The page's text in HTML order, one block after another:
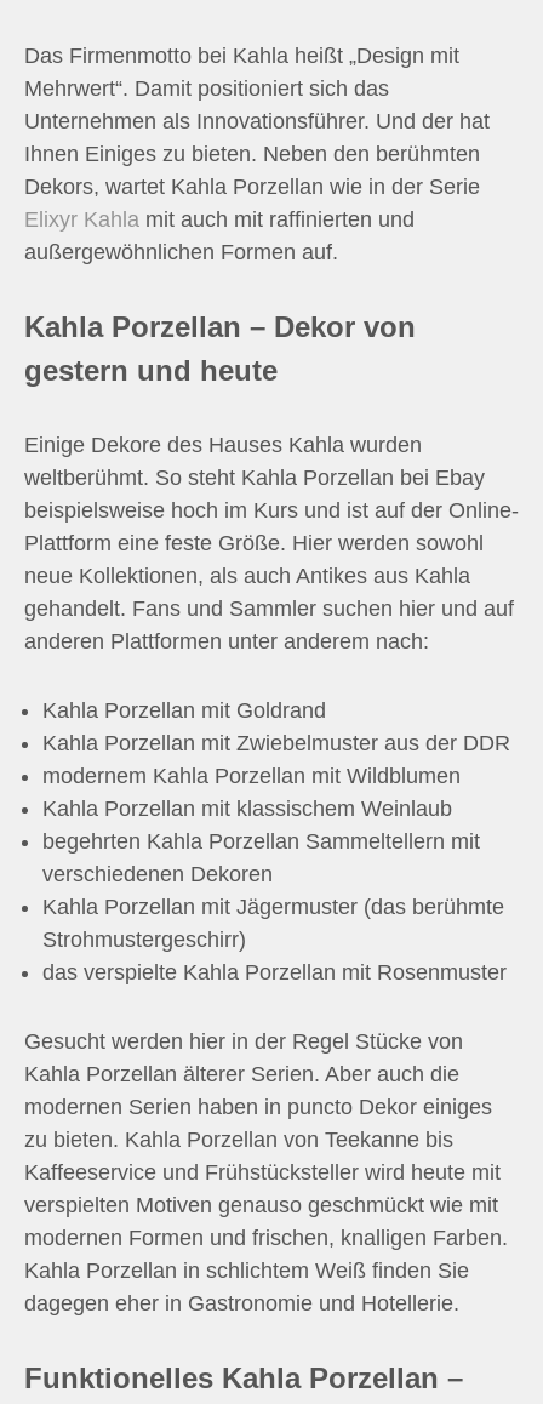
Das Firmenmotto bei Kahla heißt „Design mit
Mehrwert“. Damit positioniert sich das
Unternehmen als Innovationsführer. Und der hat
Ihnen Einiges zu bieten. Neben den berühmten
Dekors, wartet Kahla Porzellan wie in der Serie
Elixyr Kahla mit auch mit raffinierten und
außergewöhnlichen Formen auf.
Kahla Porzellan – Dekor von
gestern und heute
Einige Dekore des Hauses Kahla wurden
weltberühmt. So steht Kahla Porzellan bei Ebay
beispielsweise hoch im Kurs und ist auf der Online-
Plattform eine feste Größe. Hier werden sowohl
neue Kollektionen, als auch Antikes aus Kahla
gehandelt. Fans und Sammler suchen hier und auf
anderen Plattformen unter anderem nach:
Kahla Porzellan mit Goldrand
Kahla Porzellan mit Zwiebelmuster aus der DDR
modernem Kahla Porzellan mit Wildblumen
Kahla Porzellan mit klassischem Weinlaub
begehrten Kahla Porzellan Sammeltellern mit
verschiedenen Dekoren
Kahla Porzellan mit Jägermuster (das berühmte
Strohmustergeschirr)
das verspielte Kahla Porzellan mit Rosenmuster
Gesucht werden hier in der Regel Stücke von
Kahla Porzellan älterer Serien. Aber auch die
modernen Serien haben in puncto Dekor einiges
zu bieten. Kahla Porzellan von Teekanne bis
Kaffeeservice und Frühstücksteller wird heute mit
verspielten Motiven genauso geschmückt wie mit
modernen Formen und frischen, knalligen Farben.
Kahla Porzellan in schlichtem Weiß finden Sie
dagegen eher in Gastronomie und Hotellerie.
Funktionelles Kahla Porzellan –